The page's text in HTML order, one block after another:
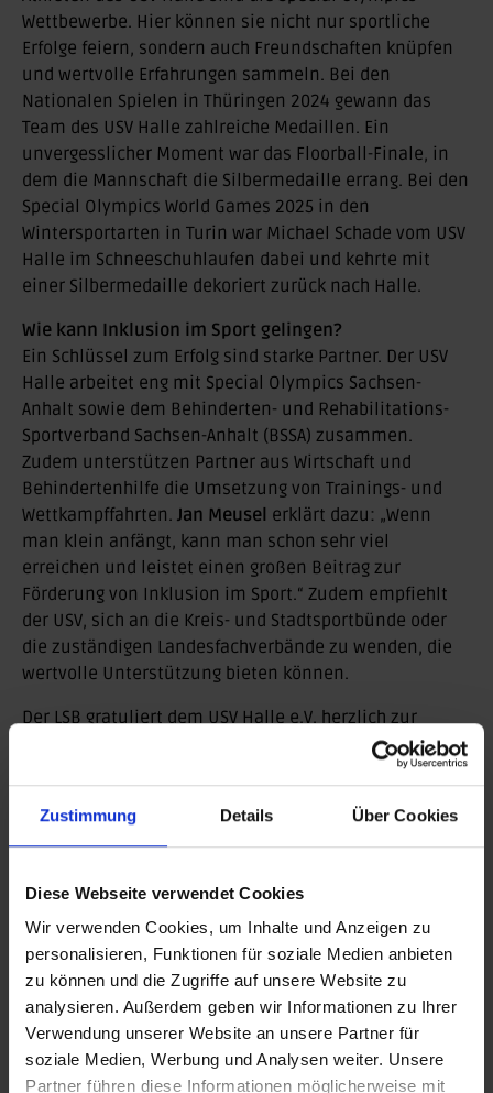
Zustimmung Details Über Cookies
Diese Webseite verwendet Cookies
Wir verwenden Cookies, um Inhalte und Anzeigen zu
personalisieren, Funktionen für soziale Medien anbieten
zu können und die Zugriffe auf unsere Website zu
analysieren. Außerdem geben wir Informationen zu Ihrer
Verwendung unserer Website an unsere Partner für
soziale Medien, Werbung und Analysen weiter. Unsere
Partner führen diese Informationen möglicherweise mit
Wettbewerbe. Hier können sie nicht nur sportliche
Erfolge feiern, sondern auch Freundschaften knüpfen
und wertvolle Erfahrungen sammeln. Bei den
Nationalen Spielen in Thüringen 2024 gewann das
Team des USV Halle zahlreiche Medaillen. Ein
unvergesslicher Moment war das Floorball-Finale, in
dem die Mannschaft die Silbermedaille errang. Bei den
Special Olympics World Games 2025 in den
Wintersportarten in Turin war Michael Schade vom USV
Halle im Schneeschuhlaufen dabei und kehrte mit
einer Silbermedaille dekoriert zurück nach Halle.
Wie kann Inklusion im Sport gelingen?
Ein Schlüssel zum Erfolg sind starke Partner. Der USV
Halle arbeitet eng mit Special Olympics Sachsen-
Anhalt sowie dem Behinderten- und Rehabilitations-
Sportverband Sachsen-Anhalt (BSSA) zusammen.
Zudem unterstützen Partner aus Wirtschaft und
Behindertenhilfe die Umsetzung von Trainings- und
Wettkampffahrten. Jan Meusel erklärt dazu: „Wenn
man klein anfängt, kann man schon sehr viel
erreichen und leistet einen großen Beitrag zur
Förderung von Inklusion im Sport.“ Zudem empfiehlt
der USV, sich an die Kreis- und Stadtsportbünde oder
die zuständigen Landesfachverbände zu wenden, die
wertvolle Unterstützung bieten können.
Der LSB gratuliert dem USV Halle e.V. herzlich zur
Auszeichnung als "Verein des Monats März" und freut
sich auf viele weitere inklusive Sportmomente!
Mehr Infos zum Verein gibt es hier:
USV Halle
In der Reihe "Verein des Monats" präsentiert der LSB
die mit kreativen Ideen und Aktionen im Bereich des
Sports beeindrucken. Weitere Beispiele für gute
Vereinsarbeit findet Ihr hier: www.lsb-sachsen-
anhalt.de/service/best-practice/von-vereinen-fuer-
vereine